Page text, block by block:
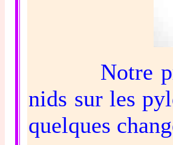
Notre
nids sur les
quelques